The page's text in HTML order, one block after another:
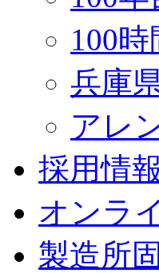
100
兵庫
アレ
採用情報
オンラ
製造所